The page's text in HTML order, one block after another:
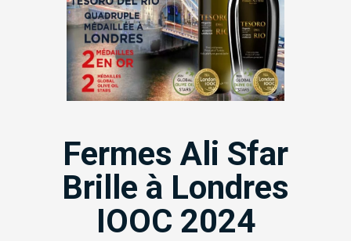
Fermes Ali Sfar
Brille à Londres
IOOC 2024